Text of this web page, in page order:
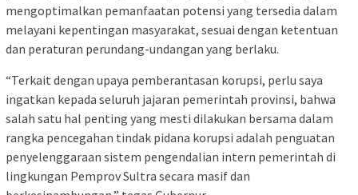
mengoptimalkan pemanfaatan potensi yang tersedia dalam
melayani kepentingan masyarakat, sesuai dengan ketentuan
dan peraturan perundang-undangan yang berlaku.
“Terkait dengan upaya pemberantasan korupsi, perlu saya
ingatkan kepada seluruh jajaran pemerintah provinsi, bahwa
salah satu hal penting yang mesti dilakukan bersama dalam
rangka pencegahan tindak pidana korupsi adalah penguatan
penyelenggaraan sistem pengendalian intern pemerintah di
lingkungan Pemprov Sultra secara masif dan